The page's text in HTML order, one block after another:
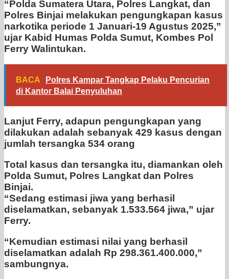
“Polda Sumatera Utara, Polres Langkat, dan
Polres Binjai melakukan pengungkapan kasus
narkotika periode 1 Januari-19 Agustus 2025,”
ujar Kabid Humas Polda Sumut, Kombes Pol
Ferry Walintukan.
BACA
Polres Kampar Tangkap Pelaku Pencurian
di Kantor Balai Penyuluhan
Lanjut Ferry, adapun pengungkapan yang
dilakukan adalah sebanyak 429 kasus dengan
jumlah tersangka 534 orang
Total kasus dan tersangka itu, diamankan oleh
Polda Sumut, Polres Langkat dan Polres
Binjai.
“Sedang estimasi jiwa yang berhasil
diselamatkan, sebanyak 1.533.564 jiwa,” ujar
Ferry.
“Kemudian estimasi nilai yang berhasil
diselamatkan adalah Rp 298.361.400.000,”
sambungnya.